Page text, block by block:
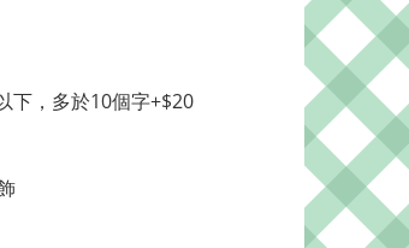
下，多於10個字+$20